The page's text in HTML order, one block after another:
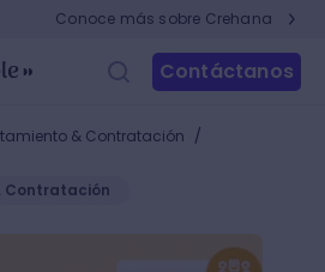
Conoce más sobre Crehana
Contáctanos
& Contratación /
Contratación
y convertirse en un líder